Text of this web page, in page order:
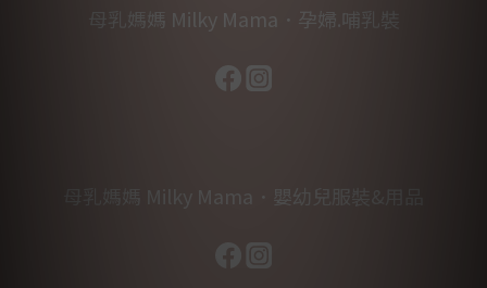
母乳媽媽 Milky Mama．孕婦.哺乳裝
母乳媽媽 Milky Mama．嬰幼兒服裝&用品